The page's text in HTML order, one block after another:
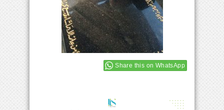
Share this on WhatsApp